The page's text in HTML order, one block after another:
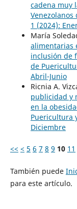
cadena muy
Venezolanos
1 (2024):
María
alimentarias
inclusión de
de
Abril-Junio
Ricnia A.
publicidad y
en la
Puericultura
Diciembre
<< < 5 6 7 8 9 10 11
También puede
para este artículo.